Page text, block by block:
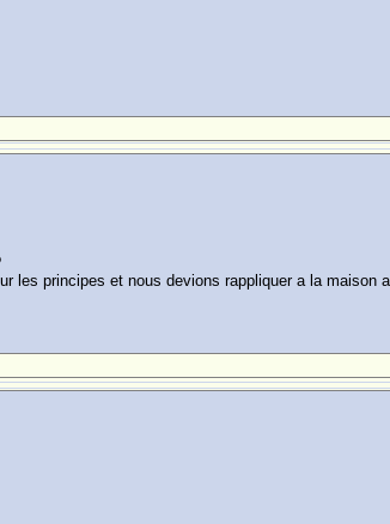
les principes et nous devions rappliquer a la